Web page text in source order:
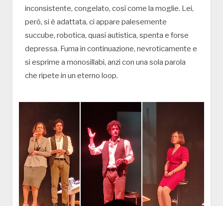
inconsistente, congelato, così come la moglie. Lei,
però, si è adattata, ci appare palesemente
succube, robotica, quasi autistica, spenta e forse
depressa. Fuma in continuazione, nevroticamente e
si esprime a monosillabi, anzi con una sola parola
che ripete in un eterno loop.